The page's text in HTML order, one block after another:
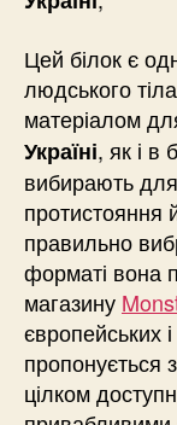
Цей білок є
людського
матеріалом
Україні, як і в
вибирають
протистояння
правильно
форматі вона
магазину
європейських
пропонується
цілком